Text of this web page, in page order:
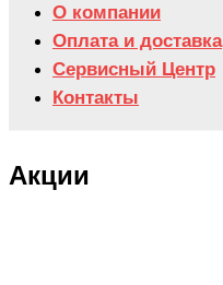
О компании
Оплата и доставка
Сервисный Центр
Контакты
Акции